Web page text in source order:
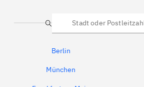
Suche
Berlin
München